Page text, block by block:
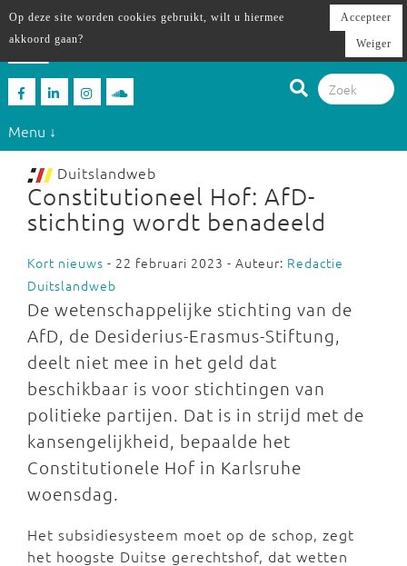
Menu ↓
Duitslandweb
Constitutioneel Hof: AfD-
stichting wordt benadeeld
Kort nieuws - 22 februari 2023 - Auteur: Redactie
Duitslandweb
De wetenschappelijke stichting van de
AfD, de Desiderius-Erasmus-Stiftung,
deelt niet mee in het geld dat
beschikbaar is voor stichtingen van
politieke partijen. Dat is in strijd met de
kansengelijkheid, bepaalde het
Constitutionele Hof in Karlsruhe
woensdag.
Het subsidiesysteem moet op de schop, zegt
het hoogste Duitse gerechtshof, dat wetten
Op deze site worden cookies gebruikt, wilt u hiermee
akkoord gaan?
Accepteer
Weiger